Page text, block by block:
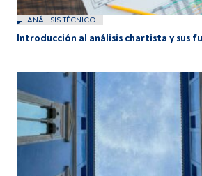
ANÁLISIS TÉCNICO
Introducción al análisis chartista y sus